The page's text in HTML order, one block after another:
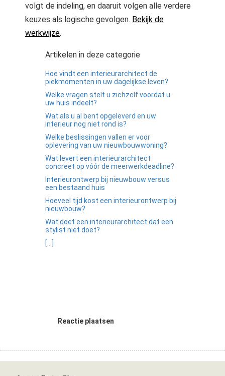
volgt de indeling, en daaruit volgen alle verdere
keuzes als logische gevolgen. Bekijk de
werkwijze.
Artikelen in deze categorie
Hoe vindt een interieurarchitect de
piekmomenten in uw dagelijkse leven?
Welke vragen stelt u zichzelf voordat u
uw huis indeelt?
Wat als u al bent opgeleverd en uw
interieur nog niet rond is?
Welke beslissingen vallen er voor
oplevering van uw nieuwbouwwoning?
Wat levert een interieurarchitect
concreet op vóór de meerwerkdeadline?
Interieurontwerp bij nieuwbouw versus
een bestaand huis
Hoeveel tijd kost een interieurontwerp bij
nieuwbouw?
Wat doet een interieurarchitect dat een
stylist niet doet?
[...]
Reactie plaatsen